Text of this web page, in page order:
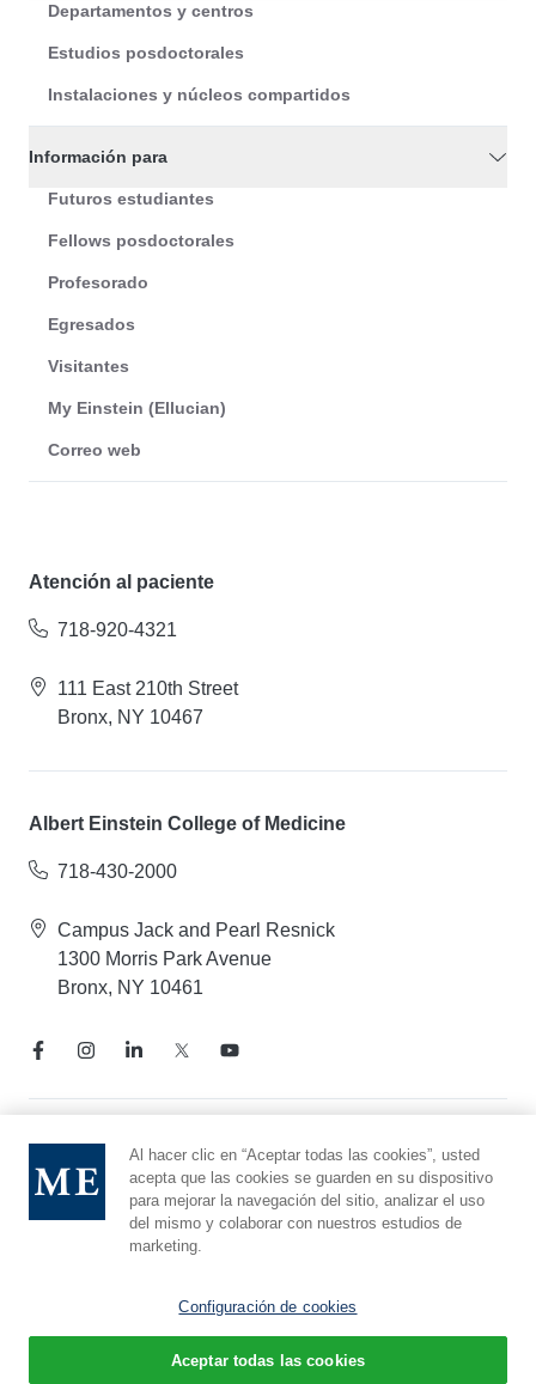
Departamentos y centros
Estudios posdoctorales
Instalaciones y núcleos compartidos
Información para
Futuros estudiantes
Fellows posdoctorales
Profesorado
Egresados
Visitantes
My Einstein (Ellucian)
Correo web
Atención al paciente
718-920-4321
111 East 210th Street
Bronx, NY 10467
Albert Einstein College of Medicine
718-430-2000
Campus Jack and Pearl Resnick
1300 Morris Park Avenue
Bronx, NY 10461
Aviso de prácticas de privacidad
Línea directa de cumplimiento
Denunciar maltrato
Preferencias de cookies
© 2026 Montefiore Einstein
Al hacer clic en “Aceptar todas las cookies”, usted
acepta que las cookies se guarden en su dispositivo
para mejorar la navegación del sitio, analizar el uso
del mismo y colaborar con nuestros estudios de
marketing.
Configuración de cookies
Aceptar todas las cookies